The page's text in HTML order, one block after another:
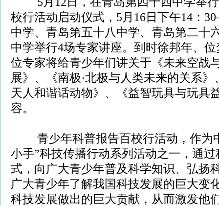
校行活动启动仪式，5月16日下午14：
中学、青岛第五十八中学、青岛第二十
中学举行4场专家讲座。到时徐邦年、
位专家将给青少年们讲关于《未来空战
展》、《南极·北极与人类未来的关系
天人和谐话动物》、《益智玩具与玩具
容。
青少年科普报告百校行活动，作为
小手”科技传播行动系列活动之一，通
式，向广大青少年普及科学知识、弘扬
广大青少年了解我国科技发展的巨大变
科技发展做出的巨大贡献，从而激发他